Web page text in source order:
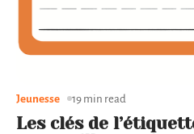
Les clés de
Jeunesse 19 min read